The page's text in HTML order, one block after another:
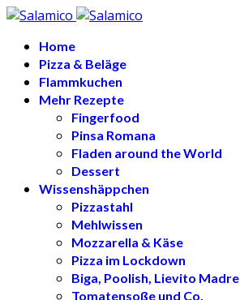
Home
Pizza & Beläge
Flammkuchen
Mehr Rezepte
Fingerfood
Pinsa Romana
Fladen around the World
Dessert
Wissenshäppchen
Pizzastahl
Mehlwissen
Mozzarella & Käse
Pizza im Lockdown
Biga, Poolish, Lievito Madre
Tomatensoße und Co.